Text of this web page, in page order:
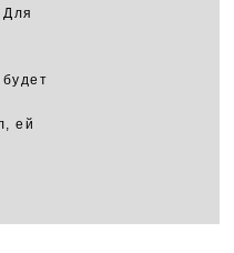
ей